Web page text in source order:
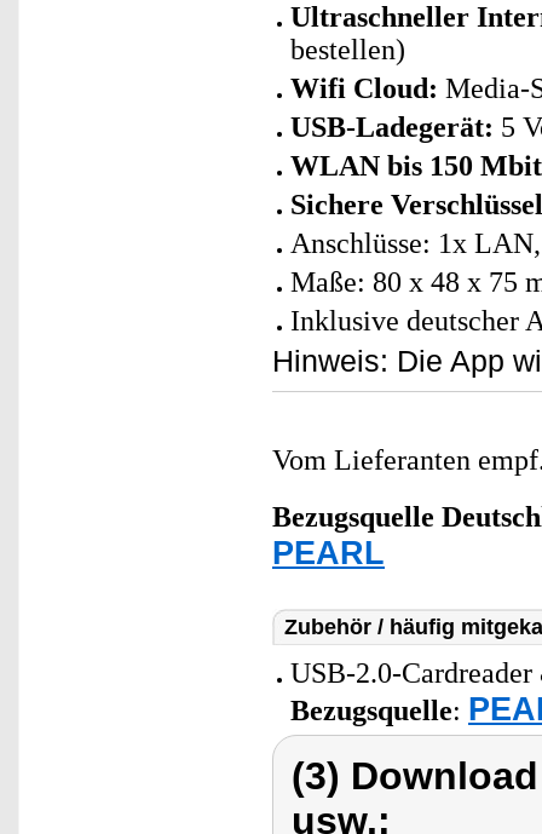
Ultraschneller
bestellen)
Wifi Cloud: Media-
USB-Ladegerät: 5
WLAN bis 150
Sichere
Anschlüsse: 1x
Maße: 80 x 48 x 75
Inklusive deutscher
Hinweis: Die App
Vom Lieferanten
Bezugsquelle
PEARL
Zubehör / häufig
USB-2.0-
Bezugsquelle:
(3)
usw.: